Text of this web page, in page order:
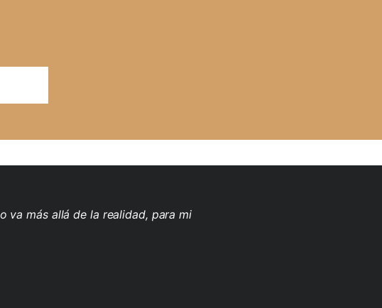
va más allá de la realidad, para mi